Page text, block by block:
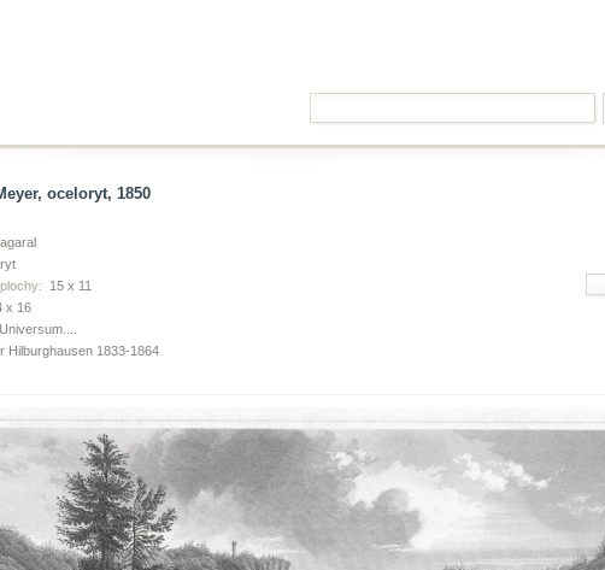
oceloryt, 1850
15 x 11
x 16
Hilburghausen 1833-1864